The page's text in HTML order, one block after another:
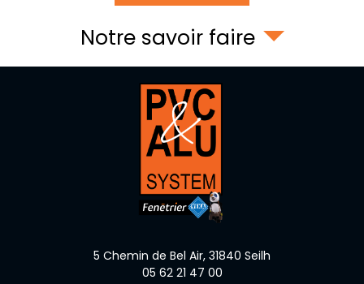
Notre savoir faire
5 Chemin de Bel Air, 31840 Seilh
05 62 21 47 00